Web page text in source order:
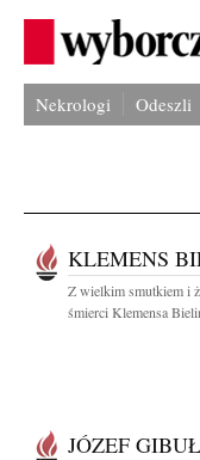
Nekrologi Odeszli
KLEMENS
Z wielkim smutkiem i
śmierci Klemensa
JÓZEF